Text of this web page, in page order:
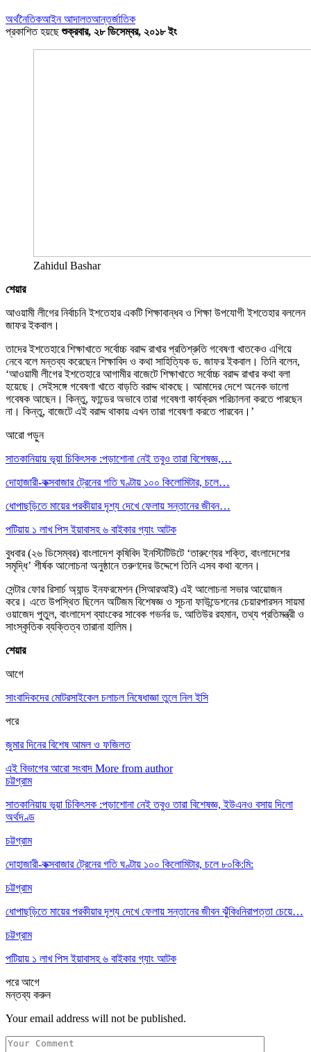
অর্থনৈতিকআইন আদালতআন্তর্জাতিক
প্রকাশিত হয়ছেশুক্রবার, ২৮ ডিসেম্বর, ২০১৮ ইং
Zahidul Bashar
শেয়ার
আওয়ামী লীগের নির্বাচনি ইশতেহার একটি শিক্ষাবান্ধব ও শিক্ষা উপযোগী ইশতেহার বললেন
জাফর ইকবাল।
তাদের ইশতেহারে শিক্ষাখাতে সর্বোচ্চ বরাদ্দ রাখার প্রতিশ্রুতি গবেষণা খাতকেও এগিয়ে
নেবে বলে মন্তব্য করেছেন শিক্ষাবিদ ও কথা সাহিত্যিক ড. জাফর ইকবাল। তিনি বলেন,
‘আওয়ামী লীগের ইশতেহারে আগামীর বাজেটে শিক্ষাখাতে সর্বোচ্চ বরাদ্দ রাখার কথা বলা
হয়েছে। সেইসঙ্গে গবেষণা খাতে বাড়তি বরাদ্দ থাকছে। আমাদের দেশে অনেক ভালো
গবেষক আছেন। কিন্তু, ফান্ডের অভাবে তারা গবেষণা কার্যক্রম পরিচালনা করতে পারছেন
না। কিন্তু, বাজেটে এই বরাদ্দ থাকায় এখন তারা গবেষণা করতে পারবেন।’
আরো পড়ুন
সাতকানিয়ায় ভূয়া চিকিৎসক :পড়াশোনা নেই তবুও তারা বিশেষজ্ঞ,…
দোহাজারী-কক্সবাজার ট্রেনের গতি ঘণ্টায় ১০০ কিলোমিটার, চলে…
ধোপাছড়িতে মায়ের পরকীয়ার দৃশ্য দেখে ফেলায় সন্তানের জীবন…
পটিয়ায় ১ লাখ পিস ইয়াবাসহ ৬ বাইকার গ্যাং আটক
বুধবার (২৬ ডিসেম্বর) বাংলাদেশ কৃষিবিদ ইনস্টিটিউটে ‘তারুণ্যের শক্তি, বাংলাদেশের
সমৃদ্ধি’ শীর্ষক আলোচনা অনুষ্ঠানে তরুণদের উদ্দেশে তিনি এসব কথা বলেন।
সেন্টার ফোর রিসার্চ অ্যান্ড ইনফরমেশন (সিআরআই) এই আলোচনা সভার আয়োজন
করে। এতে উপস্থিত ছিলেন অটিজম বিশেষজ্ঞ ও সূচনা ফাউন্ডেশনের চেয়ারপারসন সায়মা
ওয়াজেদ পুতুল, বাংলাদেশ ব্যাংকের সাবেক গভর্নর ড. আতিউর রহমান, তথ্য প্রতিমন্ত্রী ও
সাংস্কৃতিক ব্যক্তিত্ব তারানা হালিম।
শেয়ার
আগে
সাংবাদিকদের মোটরসাইকেল চলাচল নিষেধাজ্ঞা তুলে নিল ইসি
পরে
জুমার দিনের বিশেষ আমল ও ফজিলত
এই বিভাগের আরো সংবাদ More from author
চট্টগ্রাম
সাতকানিয়ায় ভূয়া চিকিৎসক :পড়াশোনা নেই তবুও তারা বিশেষজ্ঞ, ইউএনও বসায় দিলো
অর্থদণ্ড
চট্টগ্রাম
দোহাজারী-কক্সবাজার ট্রেনের গতি ঘণ্টায় ১০০ কিলোমিটার, চলে ৮০কি:মি:
চট্টগ্রাম
ধোপাছড়িতে মায়ের পরকীয়ার দৃশ্য দেখে ফেলায় সন্তানের জীবন ঝুঁকিঃনিরাপত্তা চেয়ে…
চট্টগ্রাম
পটিয়ায় ১ লাখ পিস ইয়াবাসহ ৬ বাইকার গ্যাং আটক
পরেআগে
মন্তব্য করুন
Your email address will not be published.